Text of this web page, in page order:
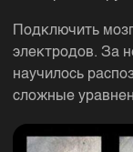
Подключить
электродов. За
научилось
сложные